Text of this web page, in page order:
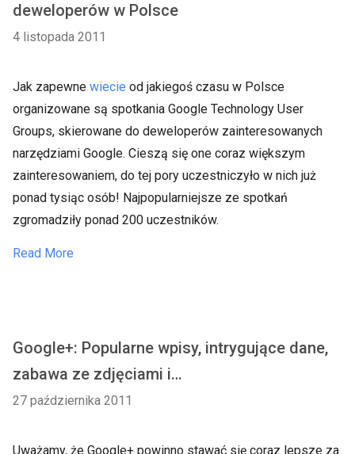
deweloperów w Polsce
4 listopada 2011
Jak zapewne wiecie od jakiegoś czasu w Polsce
organizowane są spotkania Google Technology User
Groups, skierowane do deweloperów zainteresowanych
narzędziami Google. Cieszą się one coraz większym
zainteresowaniem, do tej pory uczestniczyło w nich już
ponad tysiąc osób! Najpopularniejsze ze spotkań
zgromadziły ponad 200 uczestników.
Read More
Google+: Popularne wpisy, intrygujące dane,
zabawa ze zdjęciami i…
27 października 2011
Uważamy, że Google+ powinno stawać się coraz lepsze za